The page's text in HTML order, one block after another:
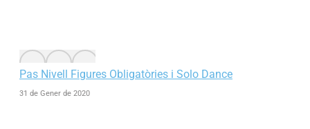
Pas Nivell Figures Obligatòries i Solo Dance
31 de Gener de 2020